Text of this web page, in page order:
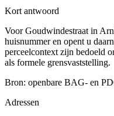
Kort antwoord
Voor Goudwindestraat in
huisnummer en opent u
perceelcontext zijn bedoeld
als formele grensvaststelling.
Bron: openbare BAG- en
Adressen